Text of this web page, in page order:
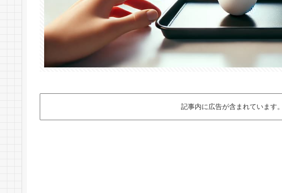
記事内に広告が含まれています。